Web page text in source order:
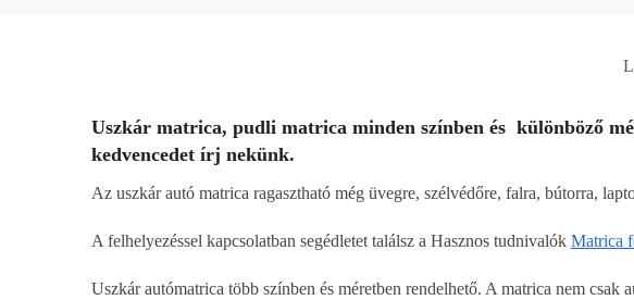
Uszkár matrica, pudli matrica minden színben és különböző
kedvencedet írj nekünk.
Az uszkár autó matrica ragasztható még üvegre, szélvédőre, falra, bútorra,
A felhelyezéssel kapcsolatban segédletet találsz a Hasznos tudnivalók Matrica
Uszkár autómatrica több színben és méretben rendelhető. A matrica nem